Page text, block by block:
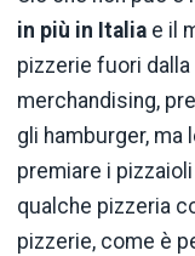
in più in Italia e il
pizzerie fuori dalla
merchandising,
gli hamburger, ma
premiare i
qualche pizzeria
pizzerie, come è